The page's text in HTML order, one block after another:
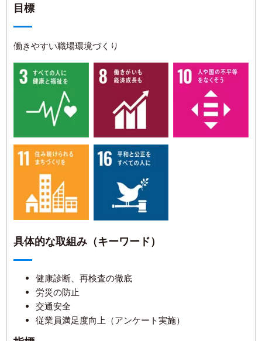
目標
働きやすい職場環境づくり
具体的な取組み（キーワード）
健康診断、再検査の徹底
労災の防止
交通安全
従業員満足度向上（アンケート実施）